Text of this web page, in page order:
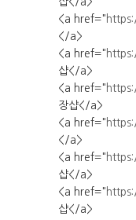
<a href="
</a>
<a href="
샵</a>
<a href="
장샵</a>
<a href="
</a>
<a href="
샵</a>
<a href="
샵</a>